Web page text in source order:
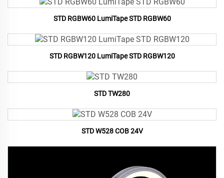
STD RGBW60 LumiTape STD RGBW60
STD RGBW120 LumiTape STD RGBW120
STD TW280
STD W528 COB 24V